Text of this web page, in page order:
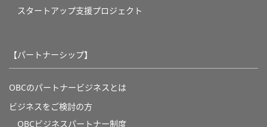
スタートアップ支援プロジェクト
【パートナーシップ】
OBCのパートナービジネスとは
ビジネスをご検討の方
OBCビジネスパートナー制度